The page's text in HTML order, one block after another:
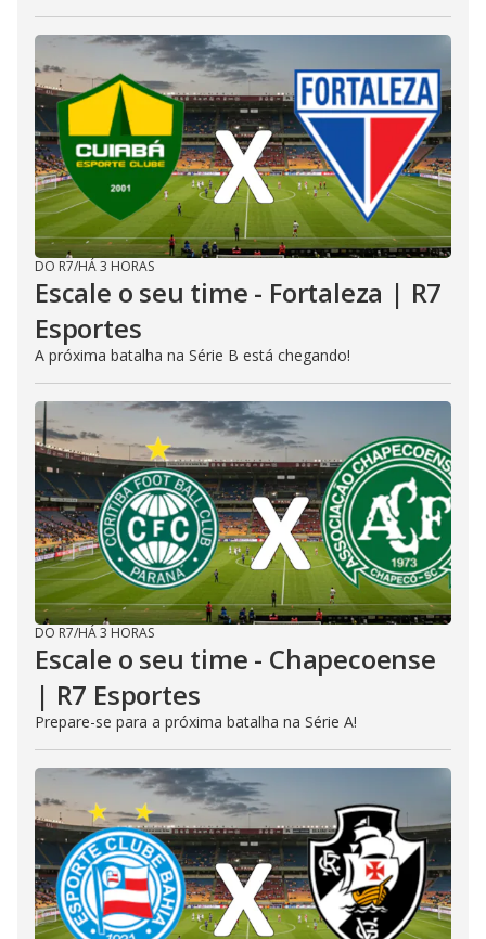
DO R7/HÁ 3 HORAS
Escale o seu time - Fortaleza | R7
Esportes
A próxima batalha na Série B está chegando!
DO R7/HÁ 3 HORAS
Escale o seu time - Chapecoense
| R7 Esportes
Prepare-se para a próxima batalha na Série A!